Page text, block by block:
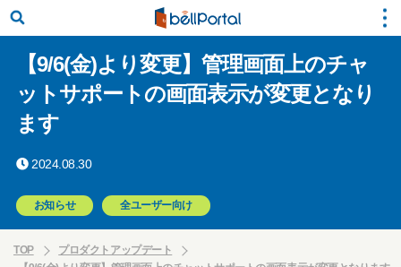
【9/6(金)より変更】管理画面上のチャ
ットサポートの画面表示が変更となり
ます
2024.08.30
お知らせ 全ユーザー向け
TOP
プロダクトアップデート